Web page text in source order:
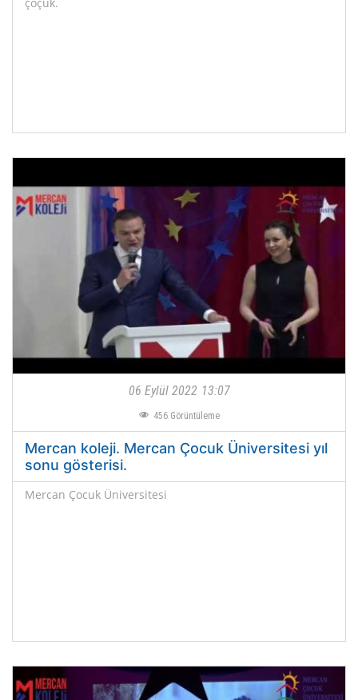
06 Eylül 2022 13:07
456Görüntüleme
Mercan koleji. Mercan Çocuk Üniversitesi yıl
sonu gösterisi.
Mercan Çocuk Üniversitesi